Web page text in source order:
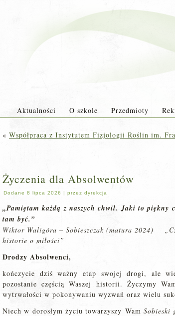
Aktualności O szkole Przedmioty
« Współpraca z Instytutem Fizjologii Roślin im.
Życzenia dla Absolwentów
Dodane 8 lipca 2026 | przez dyrekcja
„Pamiętam każdą z naszych chwil. Jaki to piękny
tam być.”
Wiktor Waligóra – Sobieszczak (matura 2024)
historie o miłości”
Drodzy Absolwenci,
kończycie dziś ważny etap swojej drogi, ale
pozostanie częścią Waszej historii. Życzymy
wytrwałości w pokonywaniu wyzwań oraz wielu
Niech w dorosłym życiu towarzyszy Wam Sobieski